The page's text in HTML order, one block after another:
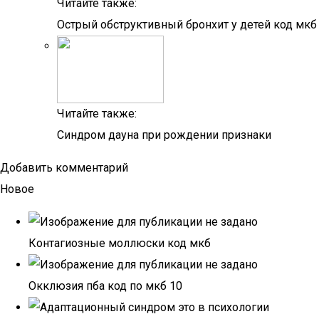
Читайте также:
Острый обструктивный бронхит у детей код мкб
Читайте также:
Синдром дауна при рождении признаки
Добавить комментарий
Новое
Контагиозные моллюски код мкб
Окклюзия пба код по мкб 10